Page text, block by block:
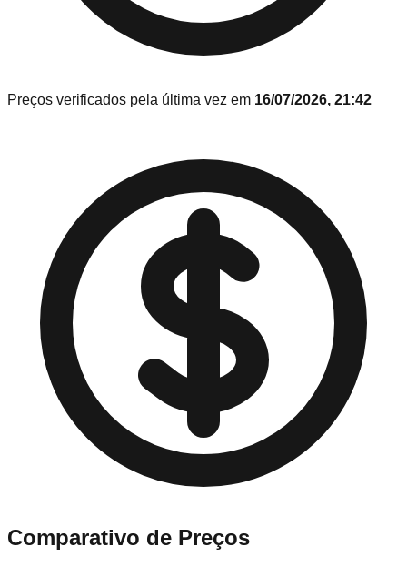
Preços verificados pela última vez em 16/07/2026, 21:42
Comparativo de Preços